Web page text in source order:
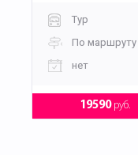
Тур
По маршруту
нет
19590руб.